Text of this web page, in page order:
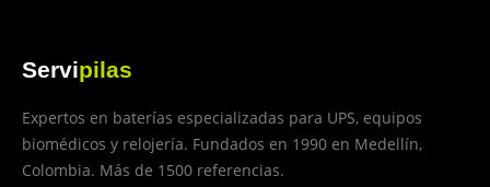
Servipilas
Expertos en baterías especializadas para UPS, equipos
biomédicos y relojería. Fundados en 1990 en Medellín,
Colombia. Más de 1500 referencias.